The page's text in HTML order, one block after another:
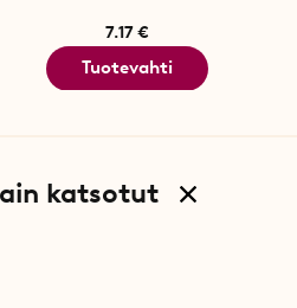
7.17 €
Tuotevahti
katsotut